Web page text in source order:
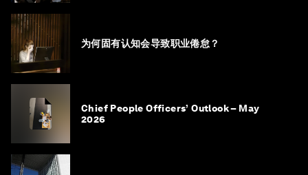
为何固有认知会导致职业倦怠？
Chief People Officers’ Outlook – May
2026